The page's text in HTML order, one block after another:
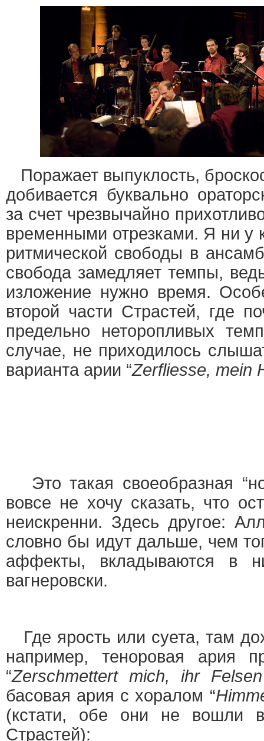
Поражает выпуклость,
добивается буквально
за счет чрезвычайно
временными отрезками. Я ни у
ритмической свободы в
свобода замедляет темпы,
изложение нужно время.
второй части Страстей, где
предельно неторопливых
случае, не приходилось
варианта арии “Zerfliesse, mein
Это такая своеобразная
вовсе не хочу сказать, что
неискренни. Здесь другое:
словно бы идут дальше, чем
аффекты, вкладываются в
вагнеровски.
Где ярость или суета, там
например, теноровая ария
“Zerschmettert mich, ihr
басовая ария с хоралом “
(кстати, обе они не вошли
Страстей):